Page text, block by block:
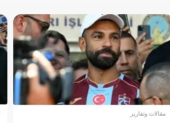
مقالات وتقارير